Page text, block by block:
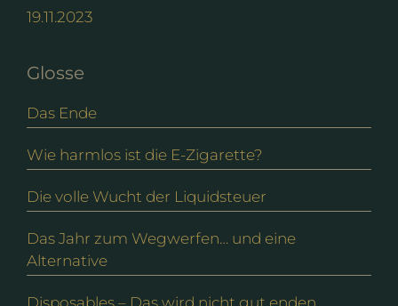
19.11.2023
Glosse
Das Ende
Wie harmlos ist die E-Zigarette?
Die volle Wucht der Liquidsteuer
Das Jahr zum Wegwerfen… und eine
Alternative
Disposables – Das wird nicht gut enden